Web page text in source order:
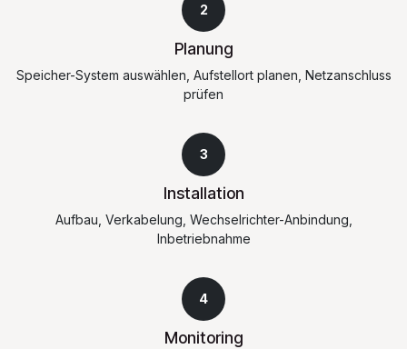
2
Planung
Speicher-System auswählen, Aufstellort planen, Netzanschluss
prüfen
3
Installation
Aufbau, Verkabelung, Wechselrichter-Anbindung,
Inbetriebnahme
4
Monitoring